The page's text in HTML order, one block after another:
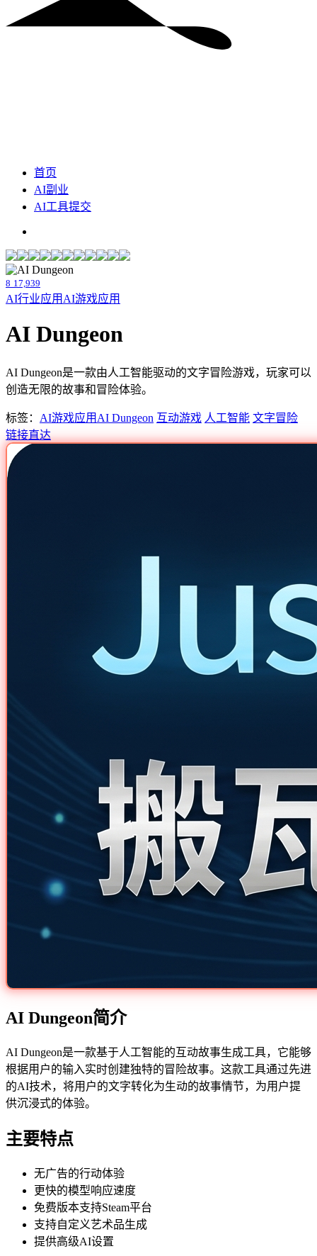
首页
AI副业
AI工具提交
8 17,939
AI行业应用 AI游戏应用
AI Dungeon
AI Dungeon是一款由人工智能驱动的文字冒险游戏，玩家可以
创造无限的故事和冒险体验。
标签： AI游戏应用 AI Dungeon 互动游戏 人工智能 文字冒险
链接直达
AI Dungeon简介
AI Dungeon是一款基于人工智能的互动故事生成工具，它能够
根据用户的输入实时创建独特的冒险故事。这款工具通过先进
的AI技术，将用户的文字转化为生动的故事情节，为用户提
供沉浸式的体验。
主要特点
无广告的行动体验
更快的模型响应速度
免费版本支持Steam平台
支持自定义艺术品生成
提供高级AI设置